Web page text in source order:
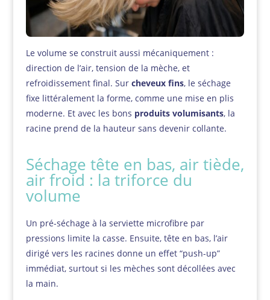
Le volume se construit aussi mécaniquement :
direction de l’air, tension de la mèche, et
refroidissement final. Sur cheveux fins, le séchage
fixe littéralement la forme, comme une mise en plis
moderne. Et avec les bons produits volumisants, la
racine prend de la hauteur sans devenir collante.
Séchage tête en bas, air tiède,
air froid : la triforce du
volume
Un pré-séchage à la serviette microfibre par
pressions limite la casse. Ensuite, tête en bas, l’air
dirigé vers les racines donne un effet “push-up”
immédiat, surtout si les mèches sont décollées avec
la main.